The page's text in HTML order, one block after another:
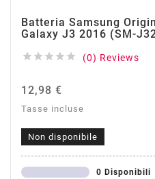
Batteria Samsung
Galaxy J3 2016 (SM-
     (0) Reviews
12,98 €
Tasse incluse
Non disponibile
0 Disponibili